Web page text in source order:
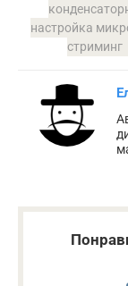
настройка
стриминг